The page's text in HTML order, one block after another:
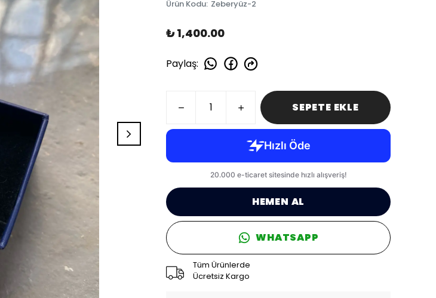
Ürün Kodu: Zeberyüz-2
₺ 1,400.00
Paylaş:
SEPETE EKLE
HEMEN AL
WHATSAPP
Tüm Ürünlerde
Ücretsiz Kargo